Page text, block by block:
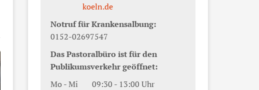
koeln.de
Notruf für Krankensalbung:
0152-02697547
Das Pastoralbüro ist für den
Publikumsverkehr geöffnet:
Mo - Mi 09:30 - 13:00 Uhr